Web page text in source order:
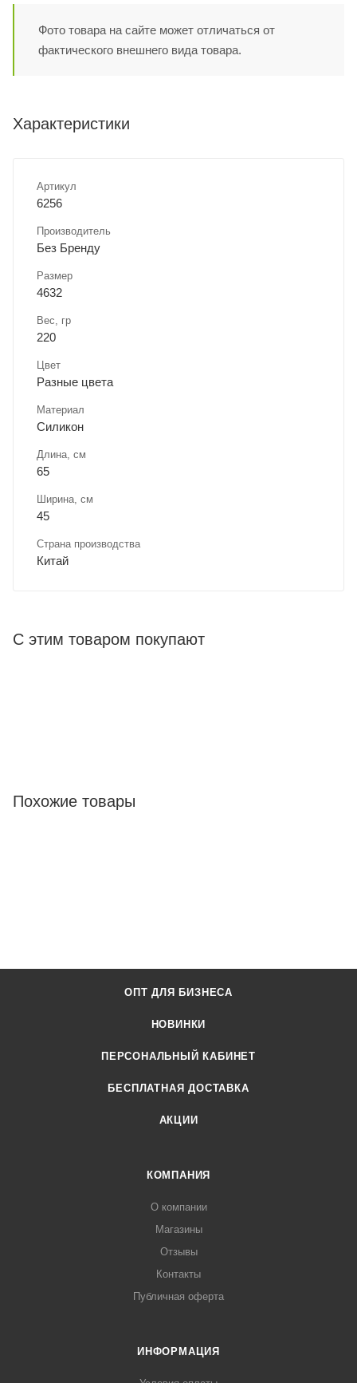
Фото товара на сайте может отличаться от
фактического внешнего вида товара.
Характеристики
Артикул
6256
Производитель
Без Бренду
Размер
4632
Вес, гр
220
Цвет
Разные цвета
Материал
Силикон
Длина, cм
65
Ширина, cм
45
Страна производства
Китай
С этим товаром покупают
Похожие товары
ОПТ ДЛЯ БИЗНЕСА
НОВИНКИ
ПЕРСОНАЛЬНЫЙ КАБИНЕТ
БЕСПЛАТНАЯ ДОСТАВКА
АКЦИИ
КОМПАНИЯ
О компании
Магазины
Отзывы
Контакты
Публичная оферта
ИНФОРМАЦИЯ